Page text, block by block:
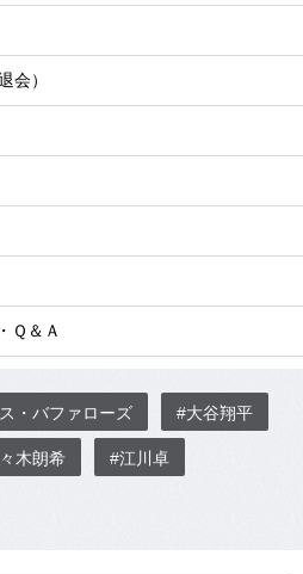
会）
Ｑ＆Ａ
・バファローズ #大谷翔平
木朗希 #江川卓